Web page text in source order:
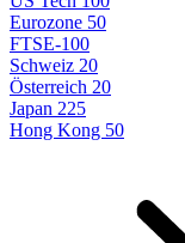
Eurozone 50
FTSE-100
Schweiz 20
Österreich 20
Japan 225
Hong Kong 50